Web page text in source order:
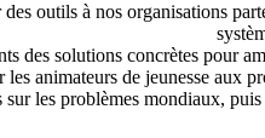
outils à nos organisations
des solutions concrètes pour
animateurs de jeunesse aux
sur les problèmes mondiaux,